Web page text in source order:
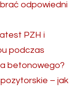
odpowiedni
PZH i
podczas
betonowego?
– jak